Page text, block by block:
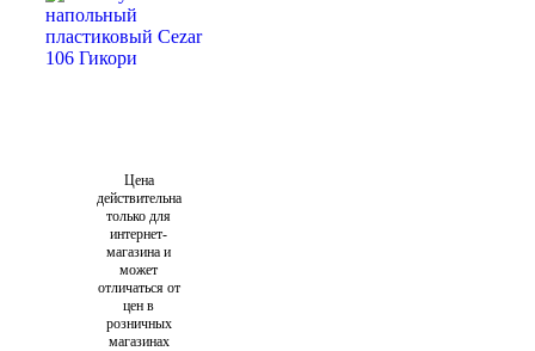
Цена
действительна
только для
интернет-
магазина и
может
отличаться от
цен в
розничных
магазинах